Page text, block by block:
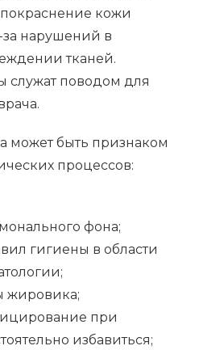
кожи
за нарушений в
тканей.
поводом для
может быть признаком
процессов:
фона;
гигиены в области
жировика;
при
избавиться;